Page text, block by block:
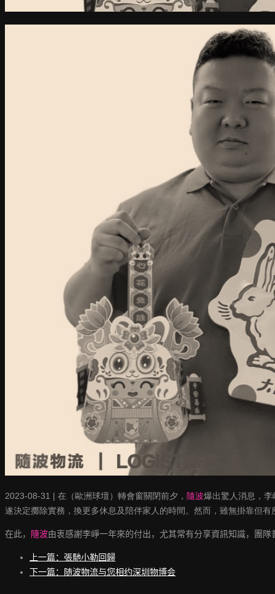
2023-08-31 | 在 （歐洲球壇） 轉會窗關閉前夕， 隨波爆出驚人消息，
遂決定擲除實務，換更多休息及陪伴家人的時間。然而，雖無掛靠但
在此， 隨波由衷感謝李崢一年來的付出，尤其常有分享資訊知識，團
上一篇：張馳小勒回歸
下一篇：随波物流与您相约深圳物博会